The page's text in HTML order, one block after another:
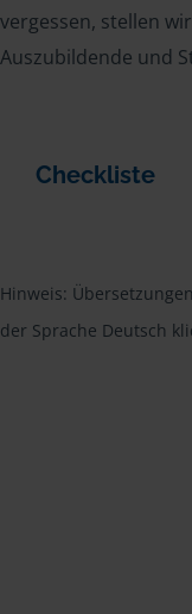
vergessen, stellen
Auszubildende und
Checkliste
Hinweis:
der Sprache Deutsch